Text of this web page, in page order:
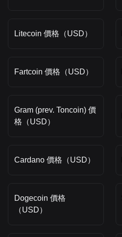
Litecoin 價格（USD）
Fartcoin 價格（USD）
Gram (prev. Toncoin) 價
格（USD）
Cardano 價格（USD）
Dogecoin 價格
（USD）